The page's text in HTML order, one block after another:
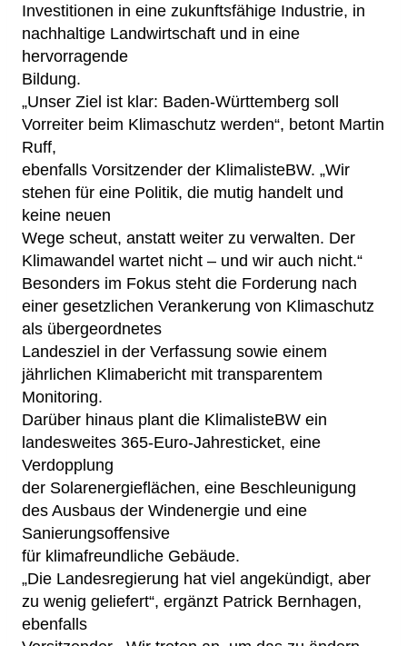
Investitionen in eine zukunftsfähige Industrie, in
nachhaltige Landwirtschaft und in eine
hervorragende
Bildung.
„Unser Ziel ist klar: Baden-Württemberg soll
Vorreiter beim Klimaschutz werden“, betont Martin
Ruff,
ebenfalls Vorsitzender der KlimalisteBW. „Wir
stehen für eine Politik, die mutig handelt und
keine neuen
Wege scheut, anstatt weiter zu verwalten. Der
Klimawandel wartet nicht – und wir auch nicht.“
Besonders im Fokus steht die Forderung nach
einer gesetzlichen Verankerung von Klimaschutz
als übergeordnetes
Landesziel in der Verfassung sowie einem
jährlichen Klimabericht mit transparentem
Monitoring.
Darüber hinaus plant die KlimalisteBW ein
landesweites 365-Euro-Jahresticket, eine
Verdopplung
der Solarenergieflächen, eine Beschleunigung
des Ausbaus der Windenergie und eine
Sanierungsoffensive
für klimafreundliche Gebäude.
„Die Landesregierung hat viel angekündigt, aber
zu wenig geliefert“, ergänzt Patrick Bernhagen,
ebenfalls